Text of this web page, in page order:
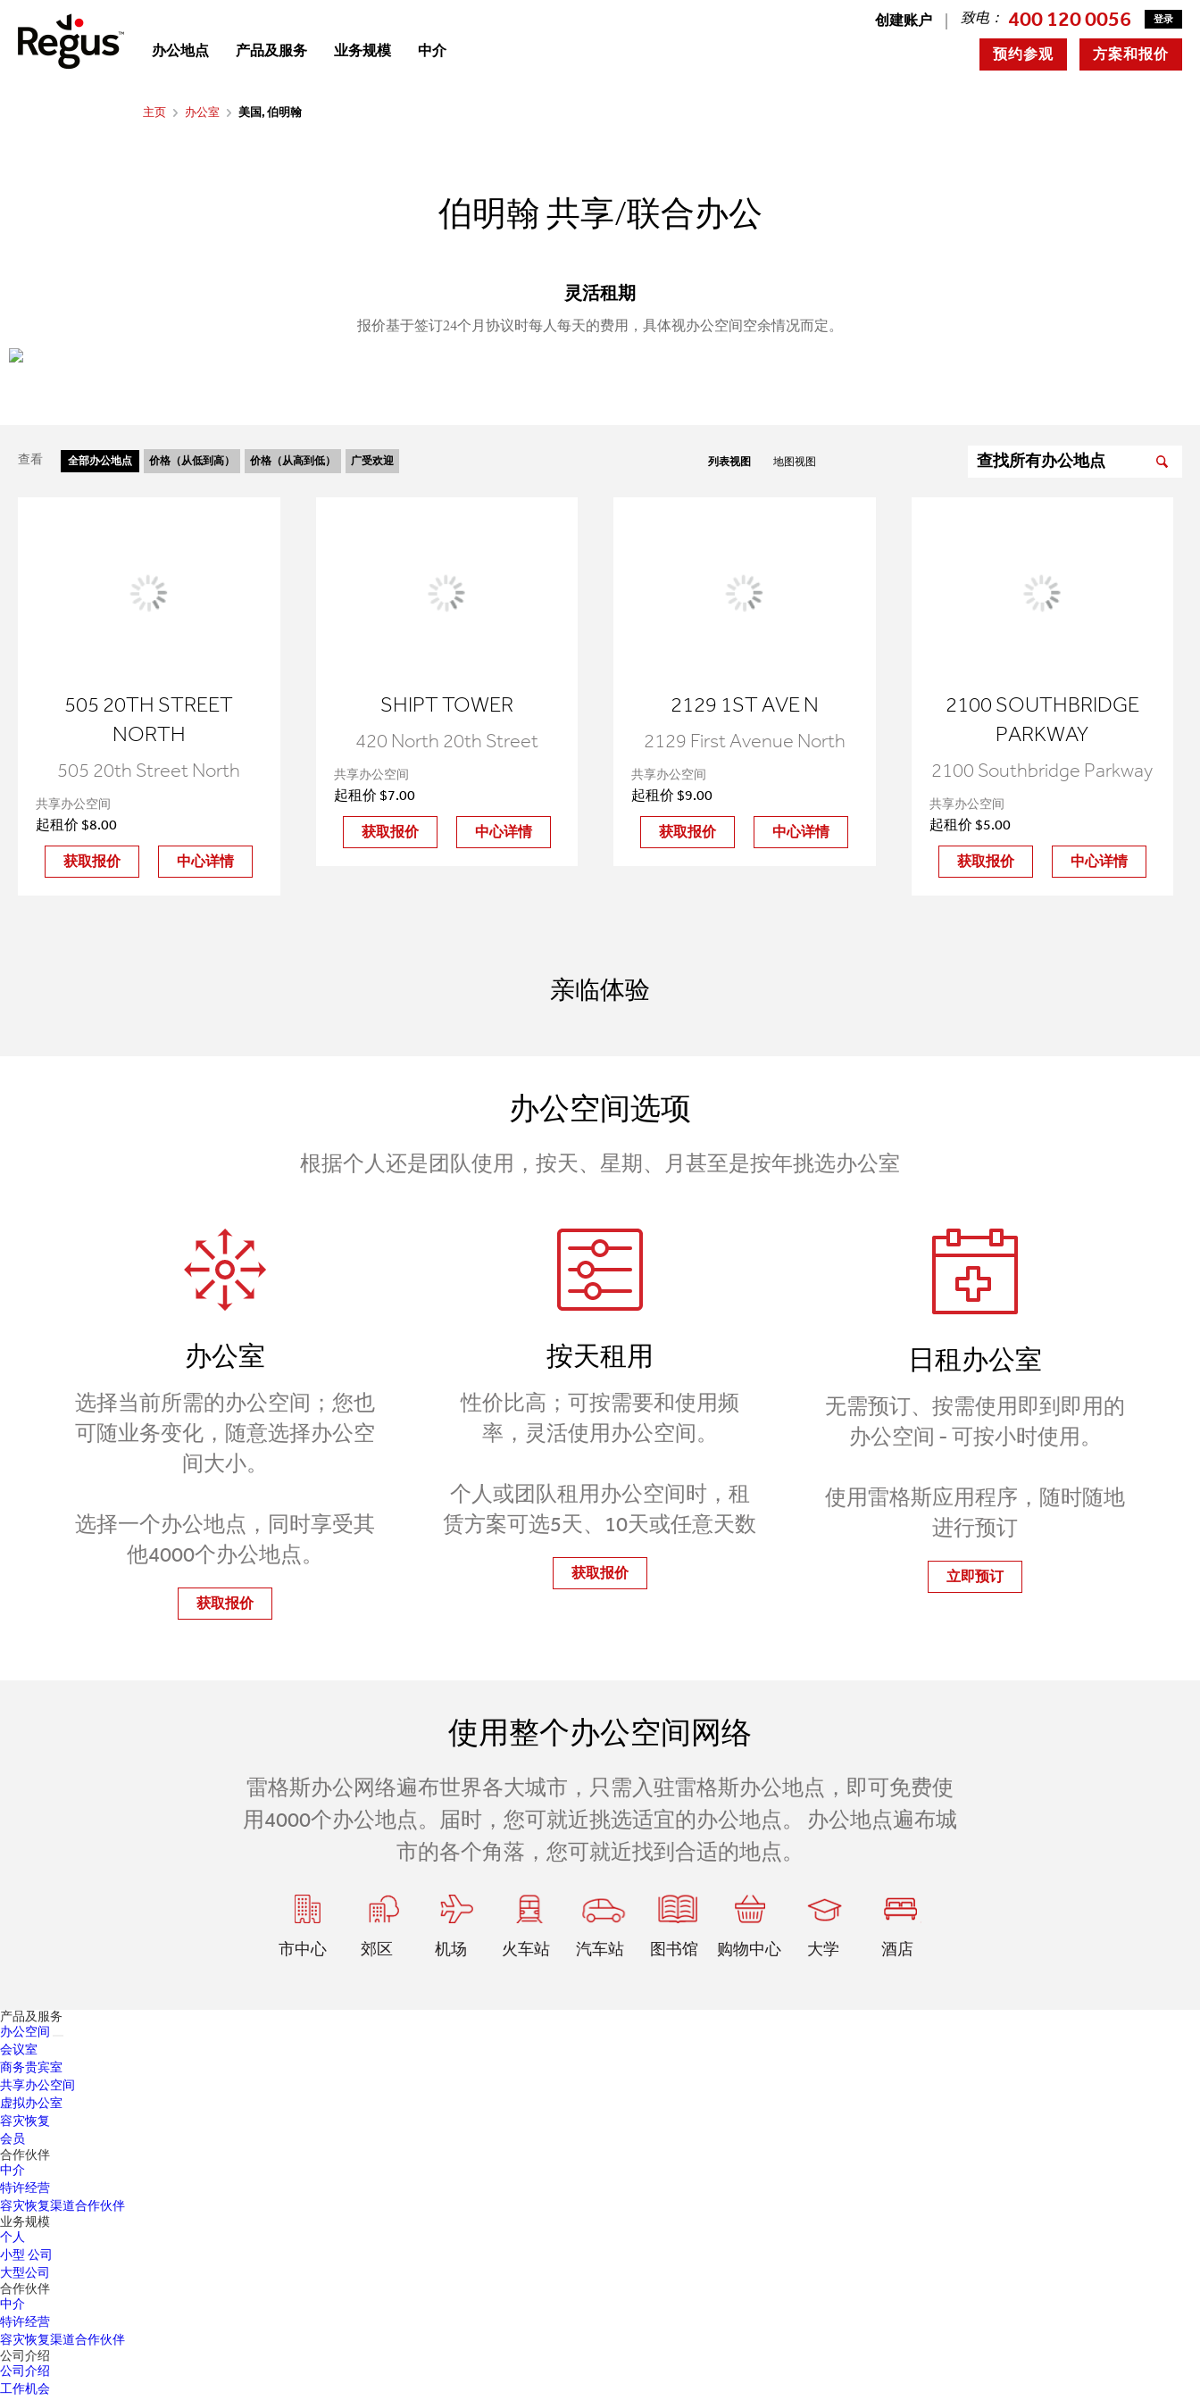
创建账户 致电： 400 120 0056 登录
方案和报价
预约参观
办公地点 产品及服务 业务规模 中介
主页 办公室 美国, 伯明翰
伯明翰共享/联合办公
灵活租期
报价基于签订24个月协议时每人每天的费用，具体视办公空间空余情况而定。
查看 全部办公地点 价格（从低到高） 价格（从高到低） 广受欢迎 列表视图 地图视图
505 20TH STREET
NORTH
505 20th Street North
共享办公空间
起租价 $8.00
获取报价 中心详情
SHIPT TOWER
420 North 20th Street
共享办公空间
起租价 $7.00
获取报价 中心详情
2129 1ST AVE N
2129 First Avenue North
共享办公空间
起租价 $9.00
获取报价 中心详情
2100 SOUTHBRIDGE
PARKWAY
2100 Southbridge Parkway
共享办公空间
起租价 $5.00
获取报价 中心详情
亲临体验
办公空间选项
根据个人还是团队使用，按天、星期、月甚至是按年挑选办公室
办公室
选择当前所需的办公空间；您也
可随业务变化，随意选择办公空
间大小。
选择一个办公地点，同时享受其
他4000个办公地点。
获取报价
按天租用
性价比高；可按需要和使用频
率，灵活使用办公空间。
个人或团队租用办公空间时，租
赁方案可选5天、10天或任意天数
获取报价
日租办公室
无需预订、按需使用即到即用的
办公空间 - 可按小时使用。
使用雷格斯应用程序，随时随地
进行预订
立即预订
使用整个办公空间网络
雷格斯办公网络遍布世界各大城市，只需入驻雷格斯办公地点，即可免费使
用4000个办公地点。届时，您可就近挑选适宜的办公地点。 办公地点遍布城
市的各个角落，您可就近找到合适的地点。
市中心 郊区 机场 火车站 汽车站 图书馆 购物中心 大学 酒店
产品及服务
办公空间
会议室
商务贵宾室
共享办公空间
虚拟办公室
容灾恢复
会员
合作伙伴
中介
特许经营
容灾恢复渠道合作伙伴
业务规模
个人
小型 公司
大型公司
合作伙伴
中介
特许经营
容灾恢复渠道合作伙伴
公司介绍
公司介绍
工作机会